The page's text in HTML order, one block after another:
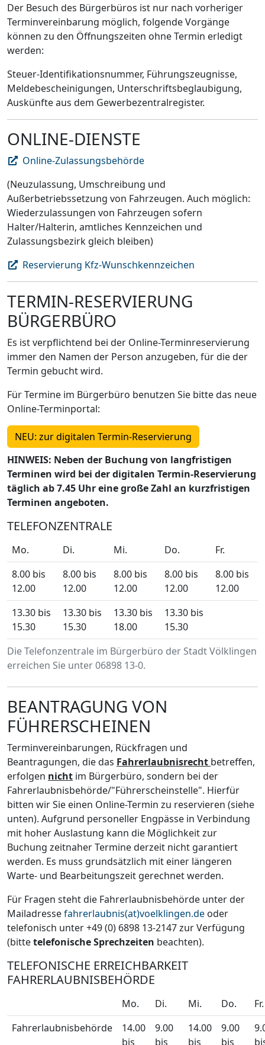
Der Besuch des Bürgerbüros ist nur nach vorheriger
Terminvereinbarung möglich, folgende Vorgänge
können zu den Öffnungszeiten ohne Termin erledigt
werden:
Steuer-Identifikationsnummer, Führungszeugnisse,
Meldebescheinigungen, Unterschriftsbeglaubigung,
Auskünfte aus dem Gewerbezentralregister.
ONLINE-DIENSTE
Online-Zulassungsbehörde
(Neuzulassung, Umschreibung und
Außerbetriebssetzung von Fahrzeugen. Auch möglich:
Wiederzulassungen von Fahrzeugen sofern
Halter/Halterin, amtliches Kennzeichen und
Zulassungsbezirk gleich bleiben)
Reservierung Kfz-Wunschkennzeichen
TERMIN-RESERVIERUNG
BÜRGERBÜRO
Es ist verpflichtend bei der Online-Terminreservierung
immer den Namen der Person anzugeben, für die der
Termin gebucht wird.
Für Termine im Bürgerbüro benutzen Sie bitte das neue
Online-Terminportal:
NEU: zur digitalen Termin-Reservierung
HINWEIS: Neben der Buchung von langfristigen
Terminen wird bei der digitalen Termin-Reservierung
täglich ab 7.45 Uhr eine große Zahl an kurzfristigen
Terminen angeboten.
TELEFONZENTRALE
Die Telefonzentrale im Bürgerbüro der Stadt Völklingen
erreichen Sie unter 06898 13-0.
Mo. Di. Mi. Do.
Fr.
8.00 bis
12.00
8.00 bis
12.00
8.00 bis
12.00
8.00 bis
12.00
8.00 bis
12.00
13.30 bis
15.30
13.30 bis
15.30
13.30 bis
18.00
13.30 bis
15.30
BEANTRAGUNG VON
FÜHRERSCHEINEN
Terminvereinbarungen, Rückfragen und
Beantragungen, die das Fahrerlaubnisrecht betreffen,
erfolgen nicht im Bürgerbüro, sondern bei der
Fahrerlaubnisbehörde/"Führerscheinstelle". Hierfür
bitten wir Sie einen Online-Termin zu reservieren (siehe
unten). Aufgrund personeller Engpässe in Verbindung
mit hoher Auslastung kann die Möglichkeit zur
Buchung zeitnaher Termine derzeit nicht garantiert
werden. Es muss grundsätzlich mit einer längeren
Warte- und Bearbeitungszeit gerechnet werden.
Für Fragen steht die Fahrerlaubnisbehörde unter der
Mailadressefahrerlaubnis(at)voelklingen.de oder
telefonisch unter +49 (0) 6898 13-2147 zur Verfügung
(bittetelefonische Sprechzeiten beachten).
TELEFONISCHE ERREICHBARKEIT
FAHRERLAUBNISBEHÖRDE
Mo. Di. Mi. Do.
Fr.
Fahrerlaubnisbehörde
14.00
bis
9.00
bis
14.00
bis
9.00
bis